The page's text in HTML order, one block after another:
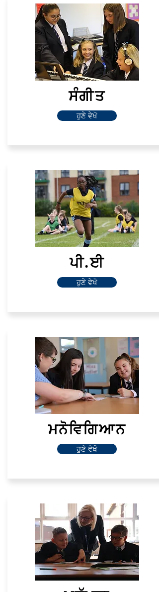
ਸੰਗੀਤ
ਹੁਣੇ ਵੇਖੋ
ਪੀ.ਈ
ਹੁਣੇ ਵੇਖੋ
ਮਨੋਵਿਗਿਆਨ
ਹੁਣੇ ਵੇਖੋ